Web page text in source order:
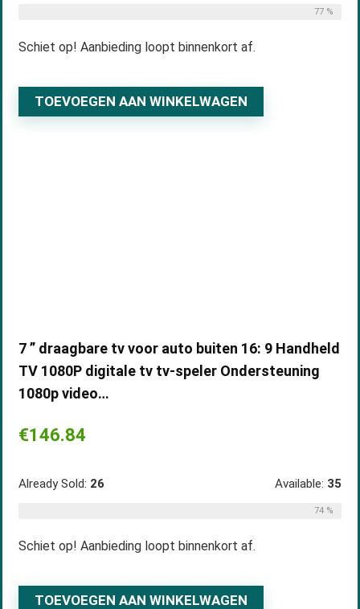
77 %
Schiet op! Aanbieding loopt binnenkort af.
TOEVOEGEN AAN WINKELWAGEN
7 ” draagbare tv voor auto buiten 16: 9 Handheld
TV 1080P digitale tv tv-speler Ondersteuning
1080p video…
€146.84
Already Sold: 26 Available: 35
74 %
Schiet op! Aanbieding loopt binnenkort af.
TOEVOEGEN AAN WINKELWAGEN